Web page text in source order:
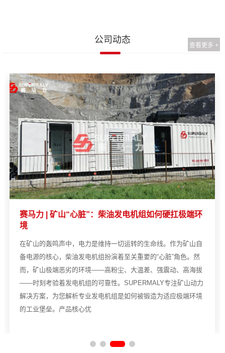
公司动态
查看更多 +
赛马力 | 矿山“心脏”：柴油发电机组如何硬扛极端环
境
在矿山的轰鸣声中，电力是维持一切运转的生命线。作为矿山自
备电源的核心，柴油发电机组扮演着至关重要的“心脏”角色。然
而，矿山极端恶劣的环境——高粉尘、大温差、强震动、高海拔
——时刻考验着发电机组的可靠性。SUPERMALY专注矿山动力
解决方案，为您解析专业发电机组是如何被锻造为适应极端环境
的工业堡垒。产品核心优